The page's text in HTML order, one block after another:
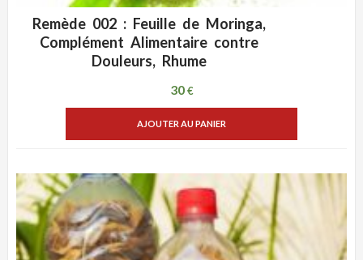
ADD WISHLIST
Remède 002 : Feuille de Moringa,
Complément Alimentaire contre
Douleurs, Rhume
30€
AJOUTER AU PANIER